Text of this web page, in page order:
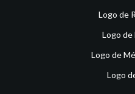
Logo de
Logo
Logo de
Logo